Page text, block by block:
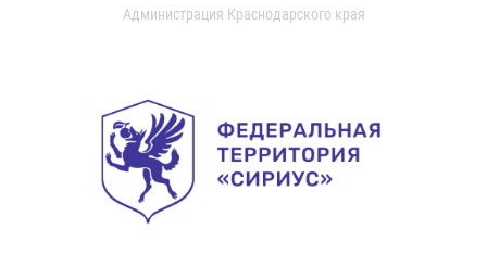
Администрация Краснодарского края